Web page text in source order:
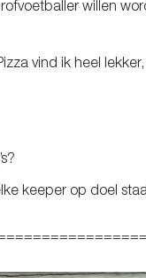
willen
vind ik heel
keeper op doel